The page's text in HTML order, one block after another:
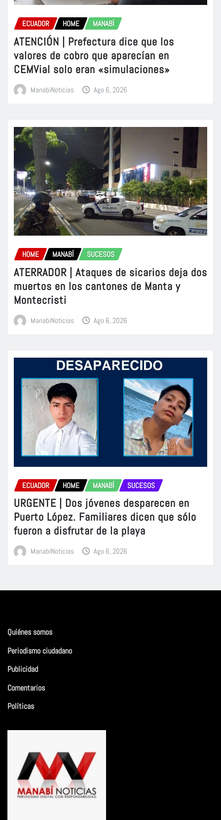
ECUADOR HOME MANABÍ
ATENCIÓN | Prefectura dice que los
valores de cobro que aparecían en
CEMVial solo eran «simulaciones»
ManabiNoticias Ago 6, 2026
HOME MANABÍ SUCESOS
ATERRADOR | Ataques de sicarios deja dos
muertos en los cantones de Manta y
Montecristi
ManabiNoticias Ago 6, 2026
ECUADOR HOME MANABÍ SUCESOS
URGENTE | Dos jóvenes desparecen en
Puerto López. Familiares dicen que sólo
fueron a disfrutar de la playa
ManabiNoticias Ago 6, 2026
Quiénes somos
Periodismo ciudadano
Publicidad
Comentarios
Políticas